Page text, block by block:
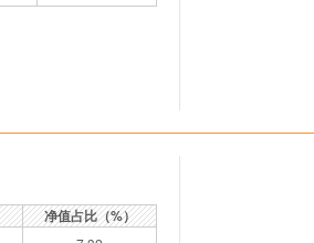
净值占比（%）